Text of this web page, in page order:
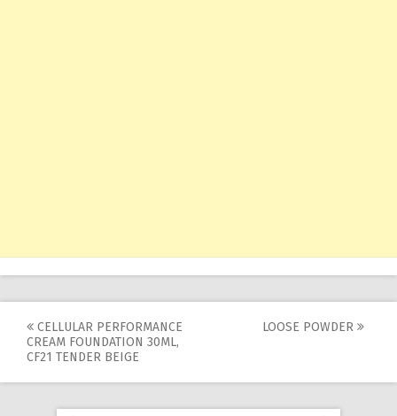
Post
navigation
CELLULAR PERFORMANCE
CREAM FOUNDATION 30ML,
CF21 TENDER BEIGE
LOOSE POWDER